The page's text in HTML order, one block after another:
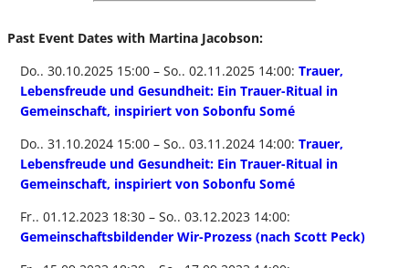
Past Event Dates with Martina Jacobson:
Do.. 30.10.2025 15:00 – So.. 02.11.2025 14:00:Trauer,
Lebensfreude und Gesundheit: Ein Trauer-Ritual in
Gemeinschaft, inspiriert von Sobonfu Somé
Do.. 31.10.2024 15:00 – So.. 03.11.2024 14:00:Trauer,
Lebensfreude und Gesundheit: Ein Trauer-Ritual in
Gemeinschaft, inspiriert von Sobonfu Somé
Fr.. 01.12.2023 18:30 – So.. 03.12.2023 14:00:
Gemeinschaftsbildender Wir-Prozess (nach Scott Peck)